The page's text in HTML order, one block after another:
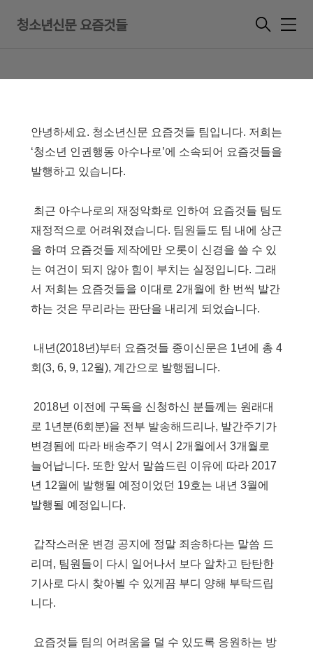
청소년신문 요즘것들
메
<청소년신문 요즘것들> 계간발행
안녕하세요. 청소년신문 요즘것들 팀입니다. 저희는
‘청소년 인권행동 아수나로’에 소속되어 요즘것들을
발행하고 있습니다.
최근 아수나로의 재정악화로 인하여 요즘것들 팀도
재정적으로 어려워졌습니다. 팀원들도 팀 내에 상근
을 하며 요즘것들 제작에만 오롯이 신경을 쓸 수 있
는 여건이 되지 않아 힘이 부치는 실정입니다. 그래
서 저희는 요즘것들을 이대로 2개월에 한 번씩 발간
하는 것은 무리라는 판단을 내리게 되었습니다.
내년(2018년)부터 요즘것들 종이신문은 1년에 총 4
회(3, 6, 9, 12월), 계간으로 발행됩니다.
2018년 이전에 구독을 신청하신 분들께는 원래대
로 1년분(6회분)을 전부 발송해드리나, 발간주기가
변경됨에 따라 배송주기 역시 2개월에서 3개월로
늘어납니다. 또한 앞서 말씀드린 이유에 따라 2017
년 12월에 발행될 예정이었던 19호는 내년 3월에
발행될 예정입니다.
갑작스러운 변경 공지에 정말 죄송하다는 말씀 드
리며, 팀원들이 다시 일어나서 보다 알차고 탄탄한
기사로 다시 찾아뵐 수 있게끔 부디 양해 부탁드립
니다.
요즘것들 팀의 어려움을 덜 수 있도록 응원하는 방